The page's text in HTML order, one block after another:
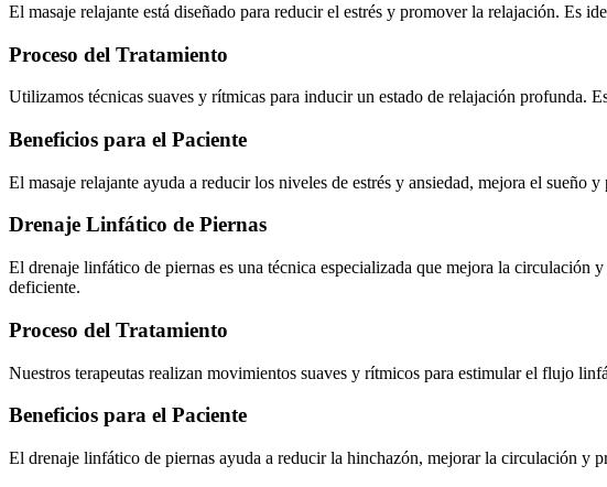
El masaje relajante está diseñado para reducir el estrés y promover la relajación. Es
Proceso del Tratamiento
Utilizamos técnicas suaves y rítmicas para inducir un estado de relajación profunda.
Beneficios para el Paciente
El masaje relajante ayuda a reducir los niveles de estrés y ansiedad, mejora el
Drenaje Linfático de Piernas
El drenaje linfático de piernas es una técnica especializada que mejora la
deficiente.
Proceso del Tratamiento
Nuestros terapeutas realizan movimientos suaves y rítmicos para estimular el flujo
Beneficios para el Paciente
El drenaje linfático de piernas ayuda a reducir la hinchazón, mejorar la circulación y